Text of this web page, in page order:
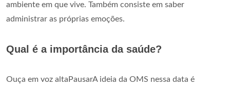
ambiente em que vive. Também consiste em saber
administrar as próprias emoções.
Qual é a importância da saúde?
Ouça em voz altaPausarA ideia da OMS nessa data é